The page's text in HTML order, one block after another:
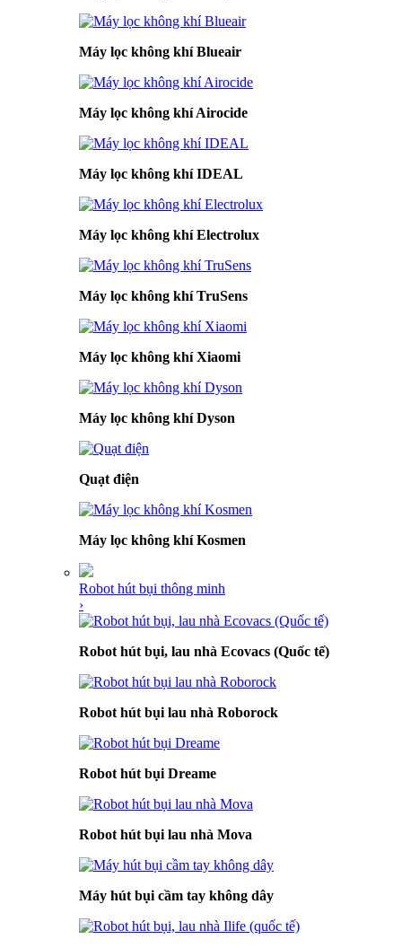
Máy lọc không khí Blueair
Máy lọc không khí Airocide
Máy lọc không khí IDEAL
Máy lọc không khí Electrolux
Máy lọc không khí TruSens
Máy lọc không khí Xiaomi
Máy lọc không khí Dyson
Quạt điện
Máy lọc không khí Kosmen
Robot hút bụi thông minh
›
Robot hút bụi, lau nhà Ecovacs (Quốc tế)
Robot hút bụi lau nhà Roborock
Robot hút bụi Dreame
Robot hút bụi lau nhà Mova
Máy hút bụi cầm tay không dây